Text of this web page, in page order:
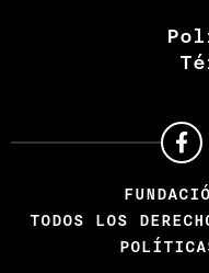
TODOS LOS